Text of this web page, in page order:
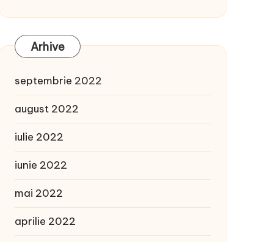
Arhive
septembrie 2022
august 2022
iulie 2022
iunie 2022
mai 2022
aprilie 2022